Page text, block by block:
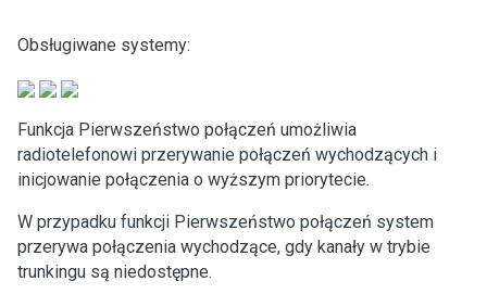
Obsługiwane systemy:
Funkcja Pierwszeństwo połączeń umożliwia
radiotelefonowi przerywanie połączeń wychodzących i
inicjowanie połączenia o wyższym priorytecie.
W przypadku funkcji Pierwszeństwo połączeń system
przerywa połączenia wychodzące, gdy kanały w trybie
trunkingu są niedostępne.